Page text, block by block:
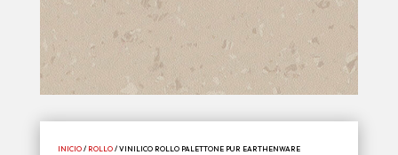
INICIO/ ROLLO/ VINILICO ROLLO PALETTONE PUR EARTHENWARE